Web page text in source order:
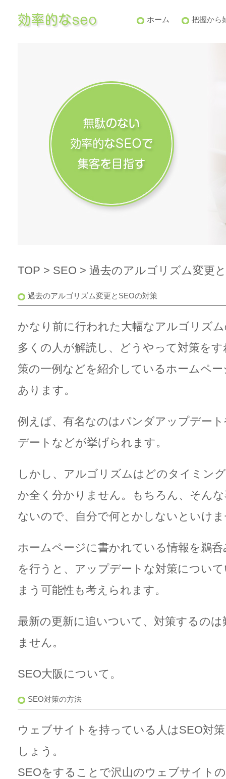
ホーム 把握から
TOP > SEO > 過去のアルゴリズム変更
過去のアルゴリズム変更とSEOの対策
かなり前に行われた大幅なアルゴリズ
多くの人が解読し、どうやって対策を
策の一例などを紹介しているホームペ
あります。
例えば、有名なのはパンダアップデー
デートなどが挙げられます。
しかし、アルゴリズムはどのタイミン
か全く分かりません。もちろん、そん
ないので、自分で何とかしないといけ
ホームページに書かれている情報を鵜
を行うと、アップデートな対策につい
まう可能性も考えられます。
最新の更新に追いついて、対策するの
ません。
SEO大阪 について。
SEO対策の方法
ウェブサイトを持っている人はSEO対策
しょう。
SEOをすることで沢山のウェブサイト